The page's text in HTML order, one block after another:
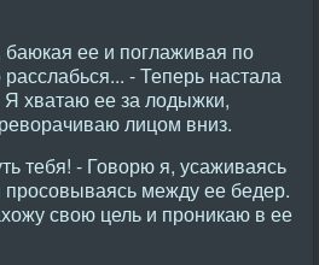
баюкая ее и поглаживая по
- Теперь настала
Я хватаю ее за лодыжки,
лицом вниз.
тебя! - Говорю я, усаживаясь
между ее бедер.
свою цель и проникаю в ее